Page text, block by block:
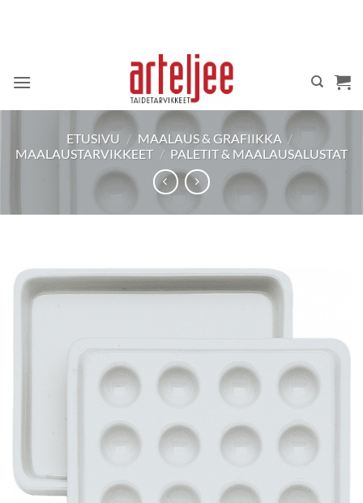
ETUSIVU / MAALAUS & GRAFIIKKA /
MAALAUSTARVIKKEET / PALETIT & MAALAUSALUSTAT